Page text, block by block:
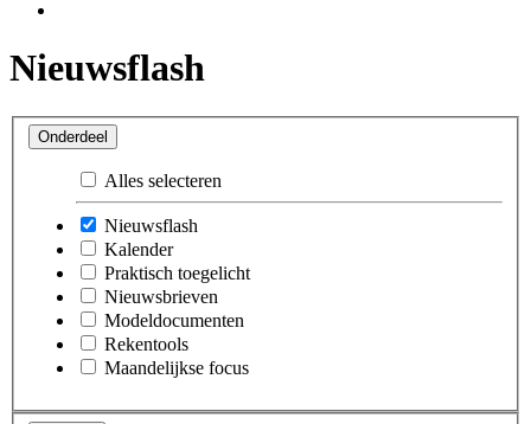
Nieuwsflash
Onderdeel
Alles selecteren
Nieuwsflash
Kalender
Praktisch toegelicht
Nieuwsbrieven
Modeldocumenten
Rekentools
Maandelijkse focus